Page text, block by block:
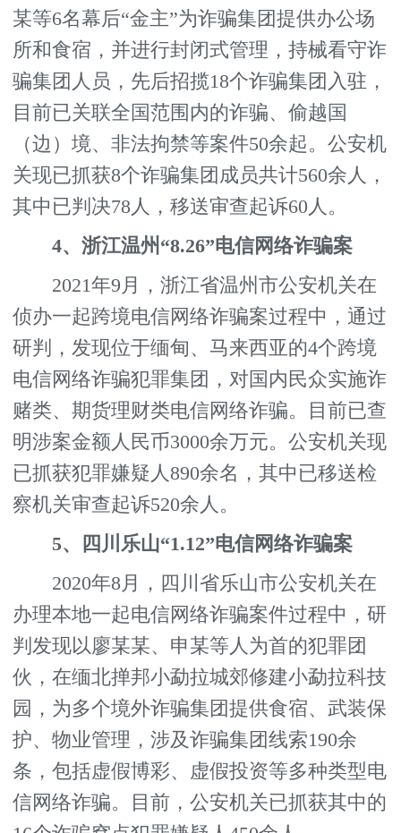
某等6名幕后“金主”为诈骗集团提供办公场
所和食宿，并进行封闭式管理，持械看守诈
骗集团人员，先后招揽18个诈骗集团入驻，
目前已关联全国范围内的诈骗、偷越国
（边）境、非法拘禁等案件50余起。公安机
关现已抓获8个诈骗集团成员共计560余人，
其中已判决78人，移送审查起诉60人。
4、浙江温州“8.26”电信网络诈骗案
2021年9月，浙江省温州市公安机关在
侦办一起跨境电信网络诈骗案过程中，通过
研判，发现位于缅甸、马来西亚的4个跨境
电信网络诈骗犯罪集团，对国内民众实施诈
赌类、期货理财类电信网络诈骗。目前已查
明涉案金额人民币3000余万元。公安机关现
已抓获犯罪嫌疑人890余名，其中已移送检
察机关审查起诉520余人。
5、四川乐山“1.12”电信网络诈骗案
2020年8月，四川省乐山市公安机关在
办理本地一起电信网络诈骗案件过程中，研
判发现以廖某某、申某等人为首的犯罪团
伙，在缅北掸邦小勐拉城郊修建小勐拉科技
园，为多个境外诈骗集团提供食宿、武装保
护、物业管理，涉及诈骗集团线索190余
条，包括虚假博彩、虚假投资等多种类型电
信网络诈骗。目前，公安机关已抓获其中的